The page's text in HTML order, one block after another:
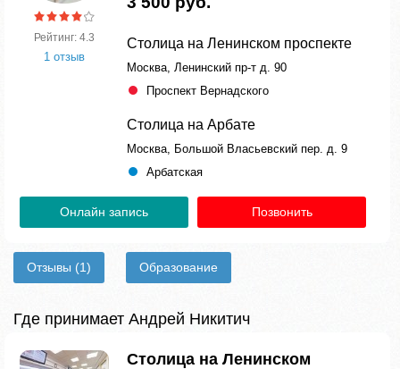
Рейтинг: 4.3
1 отзыв
Столица на Ленинском проспекте
Москва, Ленинский пр-т д. 90
Проспект Вернадского
Столица на Арбате
Москва, Большой Власьевский пер. д. 9
Арбатская
Онлайн запись Позвонить
Отзывы (1) Образование
Где принимает Андрей Никитич
Столица на Ленинском